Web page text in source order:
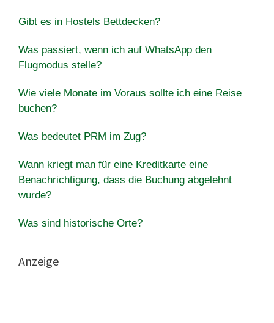
Gibt es in Hostels Bettdecken?
Was passiert, wenn ich auf WhatsApp den
Flugmodus stelle?
Wie viele Monate im Voraus sollte ich eine Reise
buchen?
Was bedeutet PRM im Zug?
Wann kriegt man für eine Kreditkarte eine
Benachrichtigung, dass die Buchung abgelehnt
wurde?
Was sind historische Orte?
Anzeige